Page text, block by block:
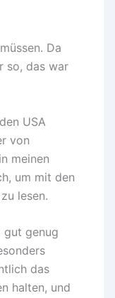
Da
so, das war
USA
von
meinen
um mit den
lesen.
gut genug
das
halten, und